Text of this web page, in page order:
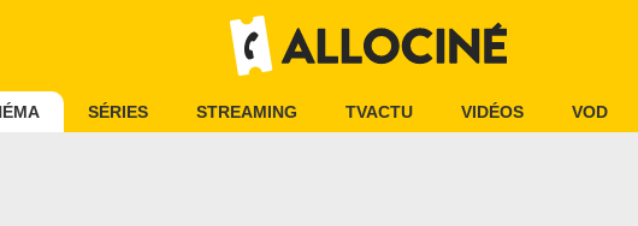
SÉRIES STREAMING TVACTU VIDÉOS VOD